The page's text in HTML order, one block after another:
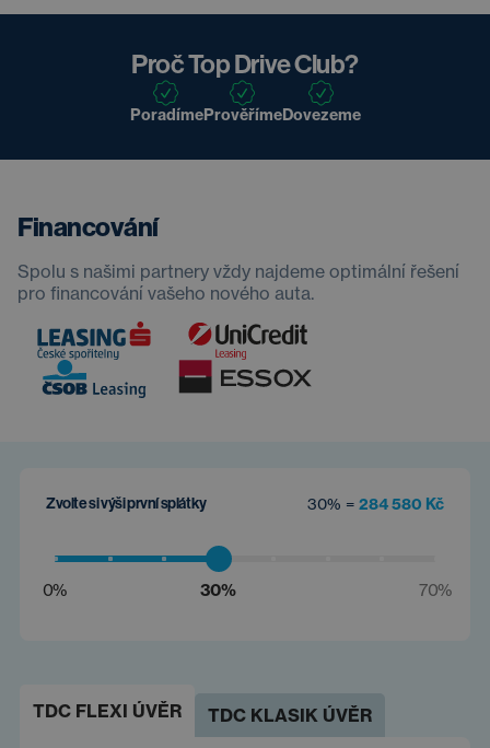
Proč Top Drive Club?
PoradímePrověřímeDovezeme
Financování
Spolu s našimi partnery vždy najdeme optimální řešení
pro financování vašeho nového auta.
Zvolte si výši první splátky 30% = 284 580 Kč
0% 30% 70%
TDC FLEXI ÚVĚR TDC KLASIK ÚVĚR